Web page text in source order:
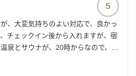
5
、大変気持ちのよい対応で、良かっ
チェックイン後から入れますが、宿
泉とサウナが、20時からなので、こ
。何か工夫されたら、いかがでしょ